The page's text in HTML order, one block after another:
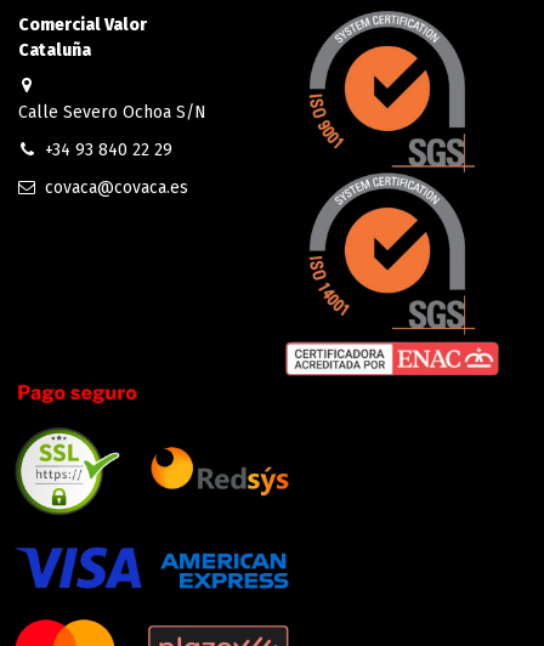
Comercial Valor
Cataluña
Calle Severo Ochoa S/N
+34 93 840 22 29
covaca@covaca.es